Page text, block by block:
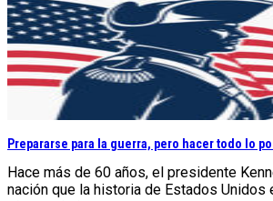
Prepararse para la guerra, pero hacer todo lo
Hace más de 60 años, el presidente
nación que la historia de Estados Unidos